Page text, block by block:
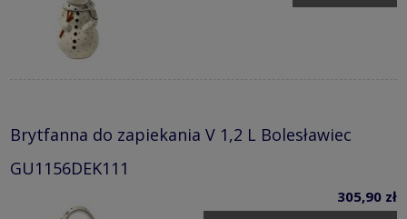
Brytfanna do zapiekania V 1,2 L Bolesławiec
GU1156DEK111
305,90 zł